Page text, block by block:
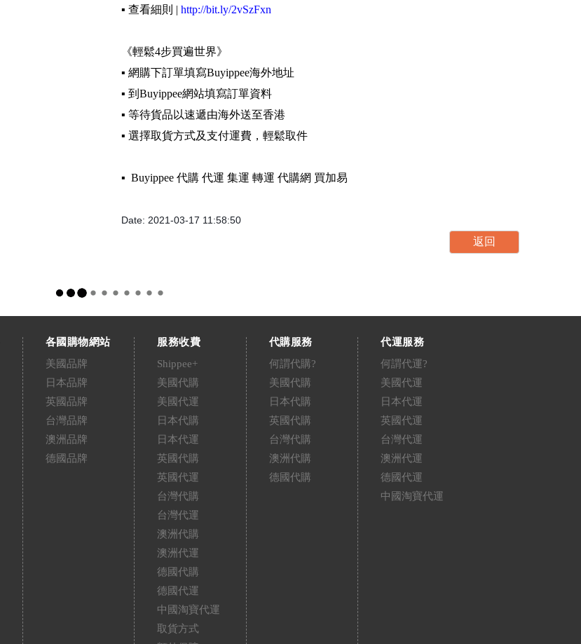
▪️ 查看細則 | http://bit.ly/2vSzFxn
《輕鬆4步買遍世界》
▪️ 網購下訂單填寫Buyippee海外地址
▪️ 到Buyippee網站填寫訂單資料
▪️ 等待貨品以速遞由海外送至香港
▪️ 選擇取貨方式及支付運費，輕鬆取件
▪️ Buyippee 代購 代運 集運 轉運 代購網 買加易
Date: 2021-03-17 11:58:50
各國購物網站
美國品牌
日本品牌
英國品牌
台灣品牌
澳洲品牌
德國品牌
服務收費
Shippee+
美國代購
美國代運
日本代購
日本代運
英國代購
英國代運
台灣代購
台灣代運
澳洲代購
澳洲代運
德國代購
德國代運
中國淘寶代運
取貨方式
代購服務
何謂代購?
美國代購
日本代購
英國代購
台灣代購
澳洲代購
德國代購
代運服務
何謂代運?
美國代運
日本代運
英國代運
台灣代運
澳洲代運
德國代運
中國淘寶代運